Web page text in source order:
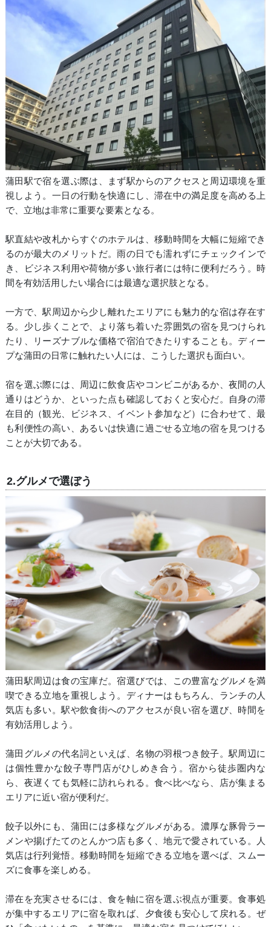
蒲田駅で宿を選ぶ際は、まず駅からのアクセスと周辺環境を重
視しよう。一日の行動を快適にし、滞在中の満足度を高める上
で、立地は非常に重要な要素となる。
駅直結や改札からすぐのホテルは、移動時間を大幅に短縮でき
るのが最大のメリットだ。雨の日でも濡れずにチェックインで
き、ビジネス利用や荷物が多い旅行者には特に便利だろう。時
間を有効活用したい場合には最適な選択肢となる。
一方で、駅周辺から少し離れたエリアにも魅力的な宿は存在す
る。少し歩くことで、より落ち着いた雰囲気の宿を見つけられ
たり、リーズナブルな価格で宿泊できたりすることも。ディー
プな蒲田の日常に触れたい人には、こうした選択も面白い。
宿を選ぶ際には、周辺に飲食店やコンビニがあるか、夜間の人
通りはどうか、といった点も確認しておくと安心だ。自身の滞
在目的（観光、ビジネス、イベント参加など）に合わせて、最
も利便性の高い、あるいは快適に過ごせる立地の宿を見つける
ことが大切である。
2.グルメで選ぼう
蒲田駅周辺は食の宝庫だ。宿選びでは、この豊富なグルメを満
喫できる立地を重視しよう。ディナーはもちろん、ランチの人
気店も多い。駅や飲食街へのアクセスが良い宿を選び、時間を
有効活用しよう。
蒲田グルメの代名詞といえば、名物の羽根つき餃子。駅周辺に
は個性豊かな餃子専門店がひしめき合う。宿から徒歩圏内な
ら、夜遅くても気軽に訪れられる。食べ比べなら、店が集まる
エリアに近い宿が便利だ。
餃子以外にも、蒲田には多様なグルメがある。濃厚な豚骨ラー
メンや揚げたてのとんかつ店も多く、地元で愛されている。人
気店は行列覚悟。移動時間を短縮できる立地を選べば、スムー
ズに食事を楽しめる。
滞在を充実させるには、食を軸に宿を選ぶ視点が重要。食事処
が集中するエリアに宿を取れば、夕食後も安心して戻れる。ぜ